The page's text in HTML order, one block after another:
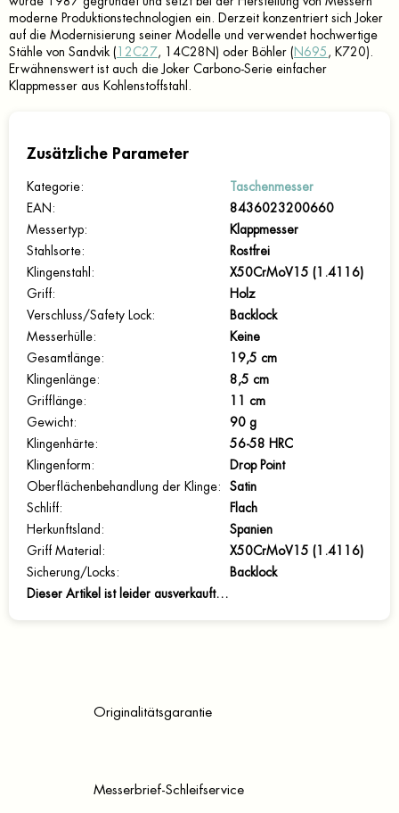
moderne Produktionstechnologien ein. Derzeit konzentriert sich Joker
auf die Modernisierung seiner Modelle und verwendet hochwertige
Stähle von Sandvik ( 12C27 , 14C28N) oder Böhler ( N695 , K720).
Erwähnenswert ist auch die Joker Carbono-Serie einfacher
Klappmesser aus Kohlenstoffstahl.
Zusätzliche Parameter
Kategorie:
Taschenmesser
EAN :
8436023200660
Messertyp:
Klappmesser
Stahlsorte:
Rostfrei
Klingenstahl :
X50CrMoV15 (1.4116)
Griff:
Holz
Verschluss/Safety Lock:
Backlock
Messerhülle:
Keine
Gesamtlänge:
19,5 cm
Klingenlänge:
8,5 cm
Grifflänge:
11 cm
Gewicht:
90 g
Klingenhärte:
56-58 HRC
Klingenform :
Drop Point
Oberflächenbehandlung der Klinge:
Satin
Schliff:
Flach
Herkunftsland :
Spanien
Griff Material :
X50CrMoV15 (1.4116)
Sicherung/Locks :
Backlock
Dieser Artikel ist leider ausverkauft…
Originalitätsgarantie
Messerbrief-Schleifservice